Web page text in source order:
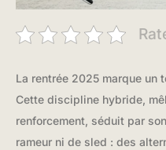
La rentrée 2025 marque un
Cette discipline hybride,
renforcement, séduit par
rameur ni de sled : des